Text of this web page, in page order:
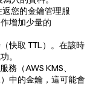
您的金鑰管理服
增加少量的
快取 TTL）。在該時
。
務（AWS KMS、
中的金鑰，這可能會